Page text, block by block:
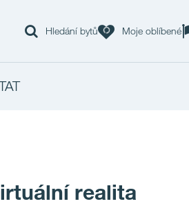
Hledání bytů Moje oblíbené
realita